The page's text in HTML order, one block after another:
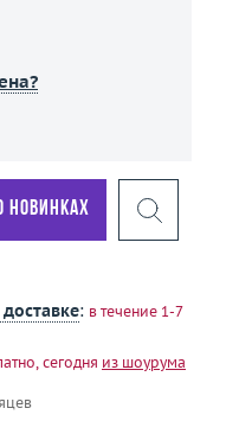
новинках
: в течение 1-7
сегодня из шоурума